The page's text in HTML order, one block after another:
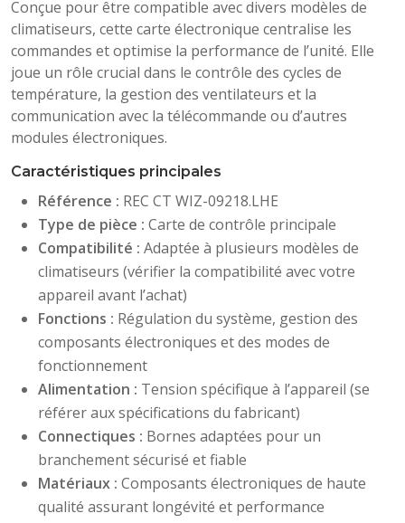
Conçue pour être compatible avec divers modèles de
climatiseurs, cette carte électronique centralise les
commandes et optimise la performance de l’unité. Elle
joue un rôle crucial dans le contrôle des cycles de
température, la gestion des ventilateurs et la
communication avec la télécommande ou d’autres
modules électroniques.
Caractéristiques principales
Référence : REC CT WIZ-09218.LHE
Type de pièce : Carte de contrôle principale
Compatibilité : Adaptée à plusieurs modèles de
climatiseurs (vérifier la compatibilité avec votre
appareil avant l’achat)
Fonctions : Régulation du système, gestion des
composants électroniques et des modes de
fonctionnement
Alimentation : Tension spécifique à l’appareil (se
référer aux spécifications du fabricant)
Connectiques : Bornes adaptées pour un
branchement sécurisé et fiable
Matériaux : Composants électroniques de haute
qualité assurant longévité et performance